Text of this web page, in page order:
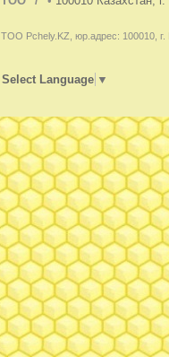
ТОО Pchely.KZ, юр.адрес: 100010, г.
Select Language ▼